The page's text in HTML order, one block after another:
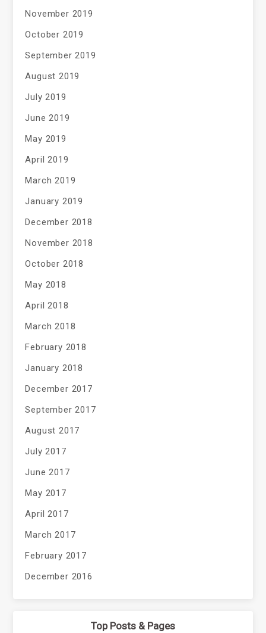
November 2019
October 2019
September 2019
August 2019
July 2019
June 2019
May 2019
April 2019
March 2019
January 2019
December 2018
November 2018
October 2018
May 2018
April 2018
March 2018
February 2018
January 2018
December 2017
September 2017
August 2017
July 2017
June 2017
May 2017
April 2017
March 2017
February 2017
December 2016
Top Posts & Pages